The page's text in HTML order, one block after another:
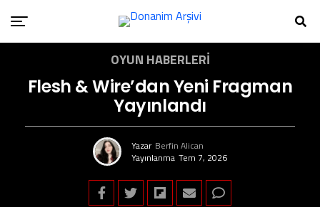
OYUN HABERLERI
Flesh & Wire’dan Yeni Fragman
Yayınlandı
Yazar Berfin Alican
Yayınlanma Tem 7, 2026